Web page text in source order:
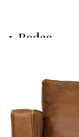
1. Rodeo